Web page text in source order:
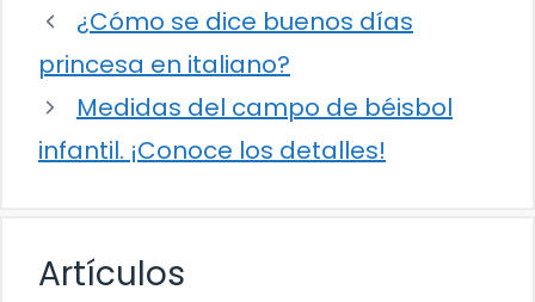
¿Cómo se dice buenos días
princesa en italiano?
Medidas del campo de béisbol
infantil. ¡Conoce los detalles!
Artículos